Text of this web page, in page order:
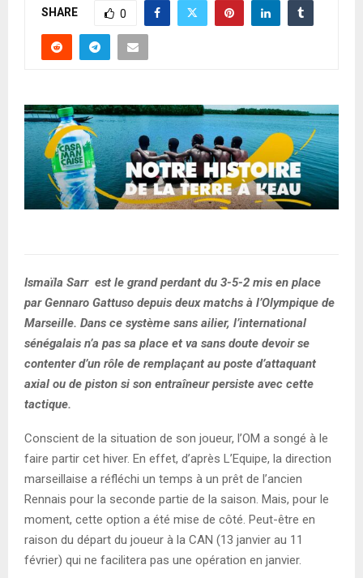
SHARE 0
Ismaïla Sarr est le grand perdant du 3-5-2 mis en place
par Gennaro Gattuso depuis deux matchs à l’Olympique de
Marseille. Dans ce système sans ailier, l’international
sénégalais n’a pas sa place et va sans doute devoir se
contenter d’un rôle de remplaçant au poste d’attaquant
axial ou de piston si son entraîneur persiste avec cette
tactique.
Conscient de la situation de son joueur, l’OM a songé à le
faire partir cet hiver. En effet, d’après L’Equipe, la direction
marseillaise a réfléchi un temps à un prêt de l’ancien
Rennais pour la seconde partie de la saison. Mais, pour le
moment, cette option a été mise de côté. Peut-être en
raison du départ du joueur à la CAN (13 janvier au 11
février) qui ne facilitera pas une opération en janvier.